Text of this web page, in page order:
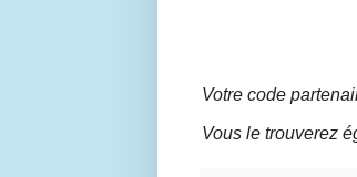
Votre code
Vous le trouverez